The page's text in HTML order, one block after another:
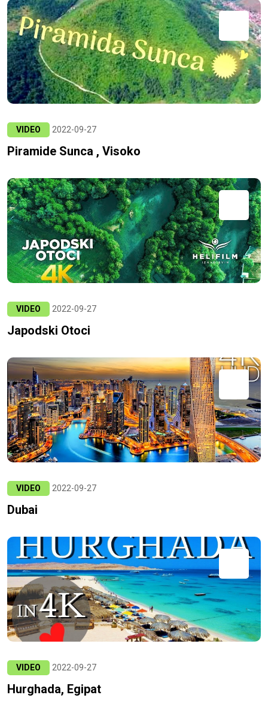
VIDEO 2022-09-27
Piramide Sunca , Visoko
VIDEO 2022-09-27
Japodski Otoci
VIDEO 2022-09-27
Dubai
VIDEO 2022-09-27
Hurghada, Egipat